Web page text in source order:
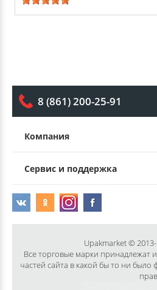
8 (861) 200-25-91
Компания
Сервис и поддержка
Upakmarket ©
Все торговые марки принадлежат
частей сайта в какой бы то ни